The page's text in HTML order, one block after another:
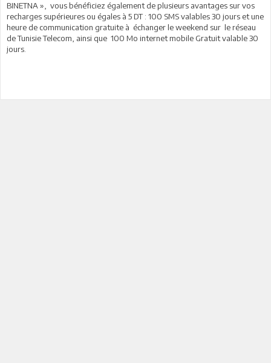
BINETNA », vous bénéficiez également de plusieurs avantages sur vos
recharges supérieures ou égales à 5 DT : 100 SMS valables 30 jours et une
heure de communication gratuite à échanger le weekend sur le réseau
de Tunisie Telecom, ainsi que 100 Mo internet mobile Gratuit valable 30
jours.